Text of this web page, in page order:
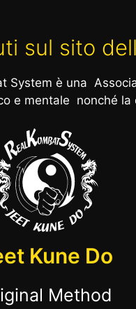
sul sito
System è una
e mentale nonché la
Kune Do
Method